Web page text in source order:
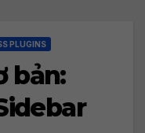
PLUGINS
bản: